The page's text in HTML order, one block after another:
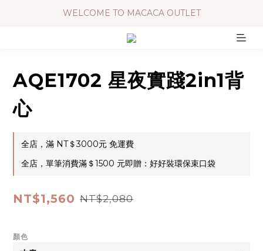
WELCOME TO MACACA OUTLET
AQE1702 星夜實踐2in1背
心
全店，滿 NT＄3000元 免運費
全店，單筆消費滿＄1500 元即贈：好好裝環保束口袋
NT$1,560 NT$2,080
顏色